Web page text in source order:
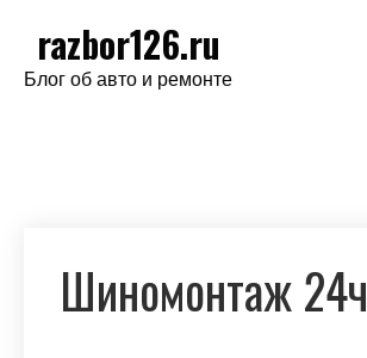
содержимому
razbor126.ru
Блог об авто и ремонте
Шиномонтаж 24ч